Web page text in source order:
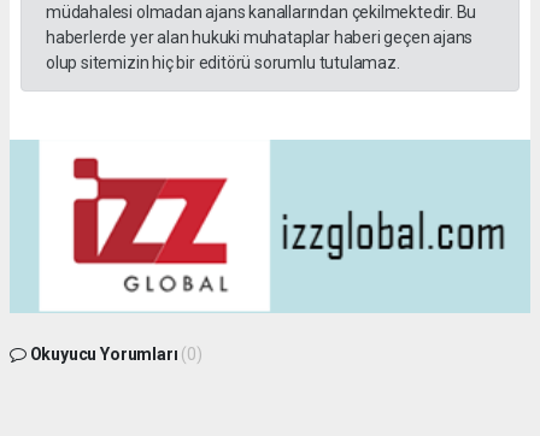
müdahalesi olmadan ajans kanallarından çekilmektedir. Bu
haberlerde yer alan hukuki muhataplar haberi geçen ajans
olup sitemizin hiç bir editörü sorumlu tutulamaz.
Okuyucu Yorumları (0)